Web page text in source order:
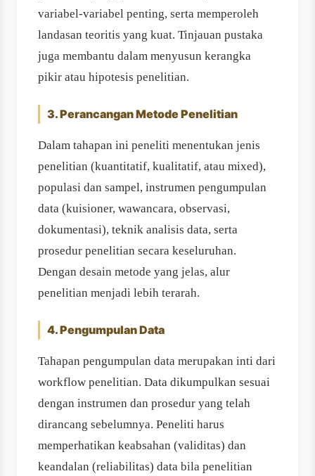
variabel-variabel penting, serta memperoleh
landasan teoritis yang kuat. Tinjauan pustaka
juga membantu dalam menyusun kerangka
pikir atau hipotesis penelitian.
3. Perancangan Metode Penelitian
Dalam tahapan ini peneliti menentukan jenis
penelitian (kuantitatif, kualitatif, atau mixed),
populasi dan sampel, instrumen pengumpulan
data (kuisioner, wawancara, observasi,
dokumentasi), teknik analisis data, serta
prosedur penelitian secara keseluruhan.
Dengan desain metode yang jelas, alur
penelitian menjadi lebih terarah.
4. Pengumpulan Data
Tahapan pengumpulan data merupakan inti dari
workflow penelitian. Data dikumpulkan sesuai
dengan instrumen dan prosedur yang telah
dirancang sebelumnya. Peneliti harus
memperhatikan keabsahan (validitas) dan
keandalan (reliabilitas) data bila penelitian